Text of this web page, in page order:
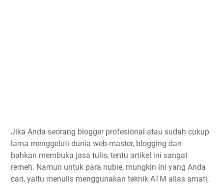
Jika Anda seorang blogger profesional atau sudah cukup
lama menggeluti dunia web-master, blogging dan
bahkan membuka jasa tulis, tentu artikel ini sangat
remeh. Namun untuk para nubie, mungkin ini yang Anda
cari, yaitu menulis menggunakan teknik ATM alias amati,